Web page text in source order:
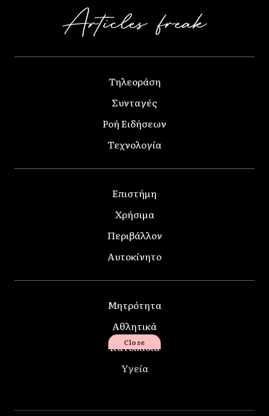
Τηλεοράση
Συνταγές
Ροή Ειδήσεων
Τεχνολογία
Επιστήμη
Χρήσιμα
Περιβάλλον
Αυτοκίνητο
Μητρότητα
Αθλητικά
Κατοικίδια
Υγεία
Close